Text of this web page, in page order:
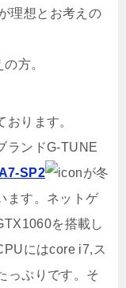
理想とお考えの
方。
ります。
ランドG-TUNE
SP2
が冬
ます。ネットゲ
を搭載し
にはcore i7,ス
っぷりです。そ